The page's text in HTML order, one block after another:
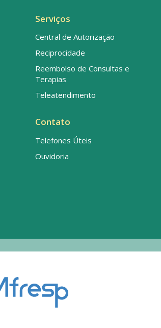
Serviços
Central de Autorização
Reciprocidade
Reembolso de Consultas e
Terapias
Teleatendimento
Contato
Telefones Úteis
Ouvidoria